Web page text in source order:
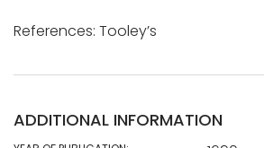
References: Tooley’s
ADDITIONAL INFORMATION